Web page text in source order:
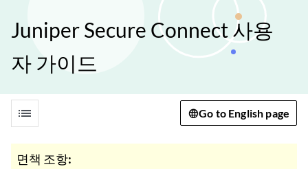
Juniper Secure Connect 사용
자 가이드
list Go to English page
면책 조항: